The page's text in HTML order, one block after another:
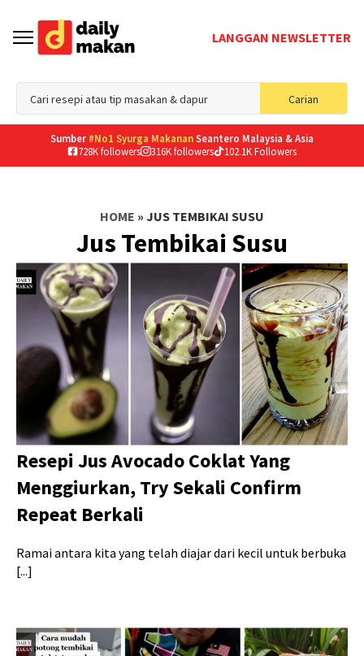
LANGGAN NEWSLETTER
Carian
for:
Sumber #No1 Syurga MakananSeantero Malaysia & Asia
728K followers
316K followers 102.1K Followers
HOME » JUS TEMBIKAI SUSU
Jus Tembikai Susu
Resepi Jus Avocado Coklat Yang
Menggiurkan, Try Sekali Confirm
Repeat Berkali
Ramai antara kita yang telah diajar dari kecil untuk berbuka
[...]